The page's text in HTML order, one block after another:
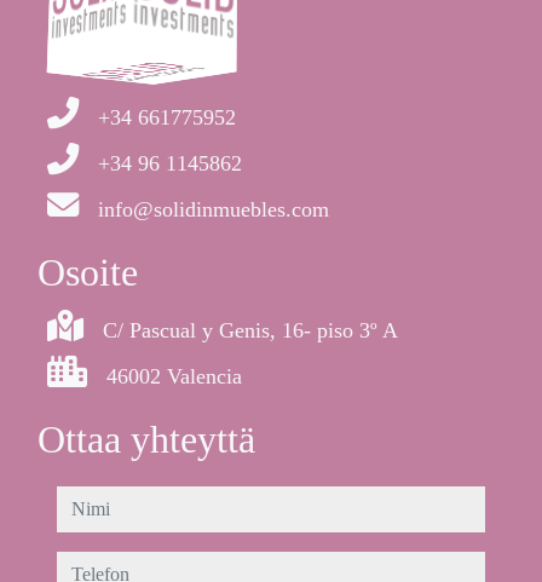
+34 661775952
+34 96 1145862
info@solidinmuebles.com
Osoite
C/ Pascual y Genis, 16- piso 3º A
46002 Valencia
Ottaa yhteyttä
nimi
telefon